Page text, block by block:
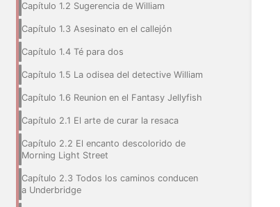
Capítulo 1.2 Sugerencia de William
Capítulo 1.3 Asesinato en el callejón
Capítulo 1.4 Té para dos
Capítulo 1.5 La odisea del detective William
Capítulo 1.6 Reunion en el Fantasy Jellyfish
Capítulo 2.1 El arte de curar la resaca
Capítulo 2.2 El encanto descolorido de
Morning Light Street
Capítulo 2.3 Todos los caminos conducen
a Underbridge